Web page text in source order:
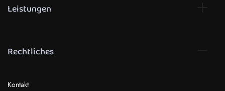
Leistungen
Rechtliches
Kontakt